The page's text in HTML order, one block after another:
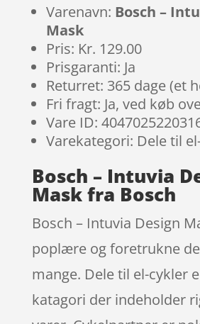
Varenavn: Bosch –
Mask
Pris: Kr. 129.00
Prisgaranti: Ja
Returret: 365 dage (et
Fri fragt: Ja, ved køb
Vare ID:
Varekategori: Dele til
Bosch – Intuvia
Mask fra Bosch
Bosch – Intuvia Design
poplære og foretrukne
mange. Dele til el-cykler
katagori der indeholder